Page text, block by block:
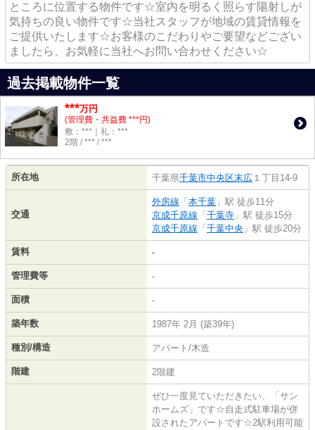
ところに位置する物件です☆室内を明るく照らす陽射しが
気持ちの良い物件です☆当社スタッフが地域の賃貸情報を
ご提供いたします☆お客様のこだわりやご要望などござい
ましたら、お気軽に当社へお問い合わせください☆
過去掲載物件一覧
***万円
(管理費・共益費 ***円)
敷：***｜礼：***
2階 / *** / ***
所在地 千葉県千葉市中央区末広 １丁目14-9
交通
外房線 「 本千葉 」駅 徒歩11分
京成千原線 「 千葉寺 」駅 徒歩15分
京成千原線 「 千葉中央 」駅 徒歩20分
賃料 -
管理費等 -
面積 -
築年数 1987年 2月 (築39年)
種別/構造 アパート/木造
階建 2階建
ぜひ一度見ていただきたい、「サン
ホームズ」です☆自走式駐車場が併
設されたアパートです☆2駅利用可能